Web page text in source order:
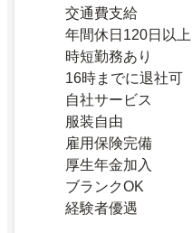
交通費支給
年間休日120日以上
時短勤務あり
16時までに退社可
自社サービス
服装自由
雇用保険完備
厚生年金加入
ブランクOK
経験者優遇